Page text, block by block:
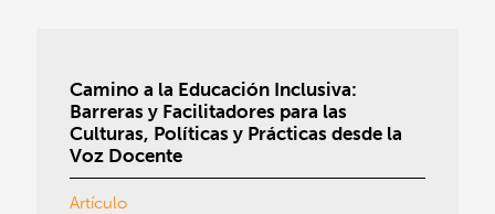
Camino a la Educación Inclusiva:
Barreras y Facilitadores para las
Culturas, Políticas y Prácticas desde la
Voz Docente
Artículo